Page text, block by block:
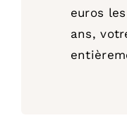
euros
ans,